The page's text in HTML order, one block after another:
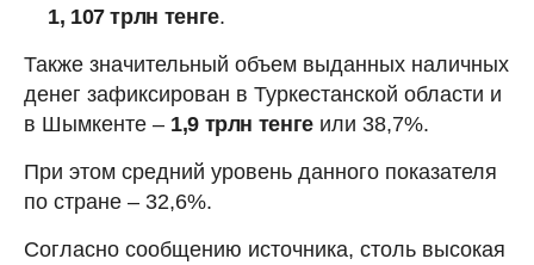
1, 107 трлн тенге.
Также значительный объем выданных наличных
денег зафиксирован в Туркестанской области и
в Шымкенте – 1,9 трлн тенге или 38,7%.
При этом средний уровень данного показателя
по стране – 32,6%.
Согласно сообщению источника, столь высокая